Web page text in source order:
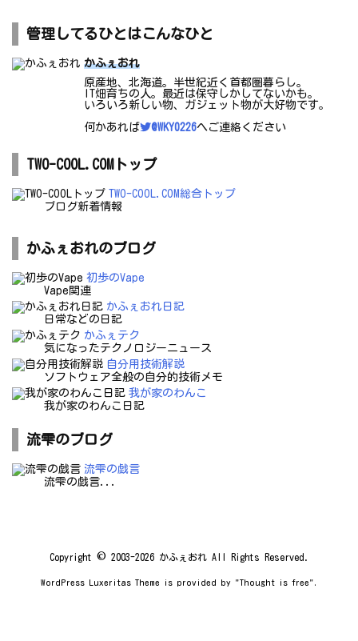
管理してるひとはこんなひと
かふぇおれ
原産地、北海道。半世紀近く首都圏暮らし。
IT畑育ちの人。最近は保守しかしてないかも。
いろいろ新しい物、ガジェット物が大好物です。
何かあれば
@WKY0226へご連絡ください
TWO-COOL.COMトップ
TWO-COOL.COM総合トップ
ブログ新着情報
かふぇおれのブログ
初歩のVape
Vape関連
かふぇおれ日記
日常などの日記
かふぇテク
気になったテクノロジーニュース
自分用技術解説
ソフトウェア全般の自分的技術メモ
我が家のわんこ
我が家のわんこ日記
流雫のブログ
流雫の戯言
流雫の戯言...
Copyright © 2003-2026 かふぇおれAll Rights Reserved.
WordPress Luxeritas Theme is provided by "Thought is free".